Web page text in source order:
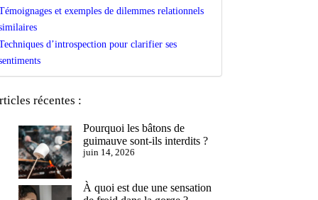
et exemples de dilemmes relationnels
d’introspection pour clarifier ses
récentes :
Pourquoi les bâtons de
guimauve sont-ils interdits ?
juin 14, 2026
À quoi est due une sensation